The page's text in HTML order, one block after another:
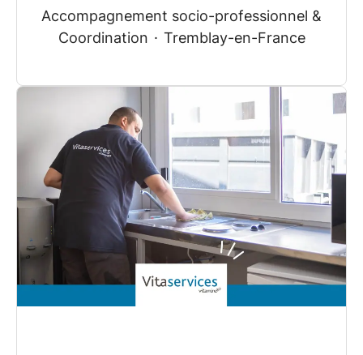
Accompagnement socio-professionnel &
Coordination · Tremblay-en-France